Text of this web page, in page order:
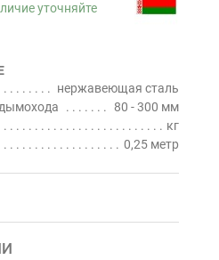
уточняйте
нержавеющая сталь
80 - 300 мм
кг
0,25 метр